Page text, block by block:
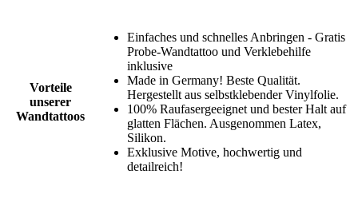
Vorteile
unserer
Wandtattoos
Einfaches und schnelles Anbringen - Gratis
Probe-Wandtattoo und Verklebehilfe
inklusive
Made in Germany! Beste Qualität.
Hergestellt aus selbstklebender Vinylfolie.
100% Raufasergeeignet und bester Halt auf
glatten Flächen. Ausgenommen Latex,
Silikon.
Exklusive Motive, hochwertig und
detailreich!